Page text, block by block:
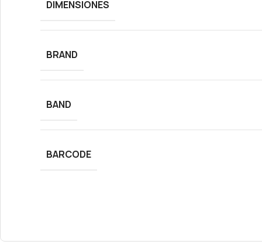
DIMENSIONES
BRAND
BAND
BARCODE